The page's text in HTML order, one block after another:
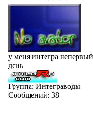
у меня интегра непервый
день
Группа: Интеграводы
Сообщений:38